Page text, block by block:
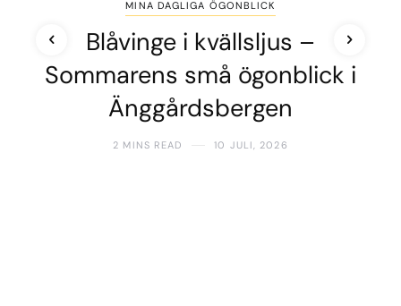
MINA DAGLIGA ÖGONBLICK
Blåvinge i kvällsljus –
Sommarens små ögonblick i
Änggårdsbergen
2 MINS READ 10 JULI, 2026